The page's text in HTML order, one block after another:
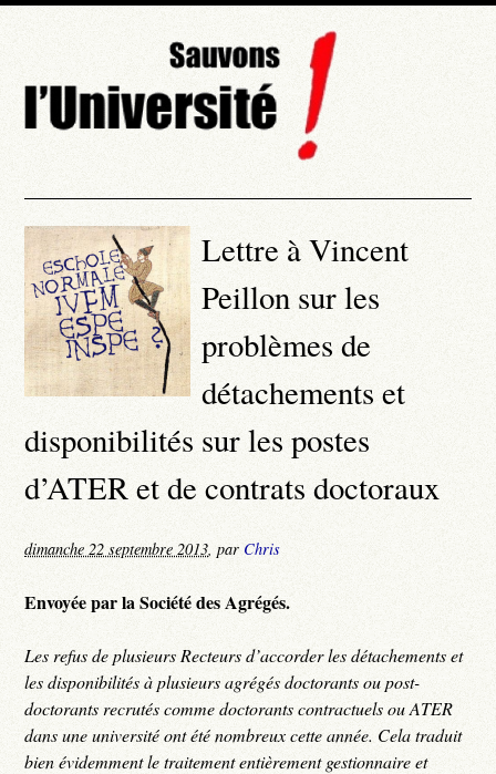
Lettre à Vincent
Peillon sur les
problèmes de
détachements et
disponibilités sur les postes
d’ATER et de contrats doctoraux
dimanche 22 septembre 2013,par Chris
Envoyée par la Société des Agrégés.
Les refus de plusieurs Recteurs d’accorder les détachements et
les disponibilités à plusieurs agrégés doctorants ou post-
doctorants recrutés comme doctorants contractuels ou ATER
dans une université ont été nombreux cette année. Cela traduit
bien évidemment le traitement entièrement gestionnaire et